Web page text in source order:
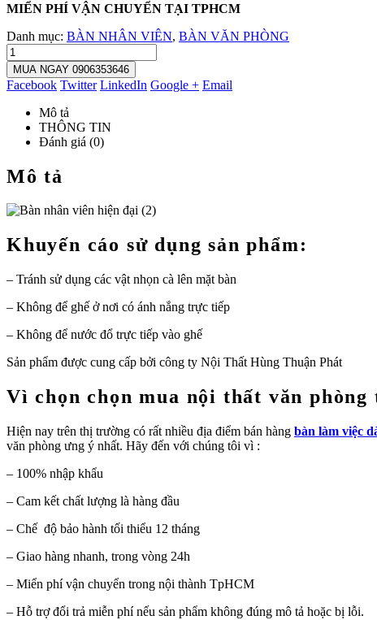
MIỂN PHÍ VẬN CHUYỂN TẠI TPHCM
Danh mục: BÀN NHÂN VIÊN, BÀN VĂN PHÒNG
MUA NGAY 0906353646
Facebook Twitter LinkedIn Google + Email
Mô tả
THÔNG TIN
Đánh giá (0)
Mô tả
Khuyến cáo sử dụng sản phẩm:
– Tránh sử dụng các vật nhọn cà lên mặt bàn
– Không để ghế ở nơi có ánh nắng trực tiếp
– Không để nước đổ trực tiếp vào ghế
Sản phẩm được cung cấp bởi công ty Nội Thất Hùng Thuận Phát
Vì chọn chọn mua nội thất văn
Hiện nay trên thị trường có rất nhiều địa điểm bán hàng bàn làm việc
văn phòng ưng ý nhất. Hãy đến với chúng tôi vì :
– 100% nhập khẩu
– Cam kết chất lượng là hàng đầu
– Chế độ bảo hành tối thiểu 12 tháng
– Giao hàng nhanh, trong vòng 24h
– Miển phí vận chuyển trong nội thành TpHCM
– Hỗ trợ đổi trả miễn phí nếu sản phẩm không đúng mô tả hoặc bị lỗi.